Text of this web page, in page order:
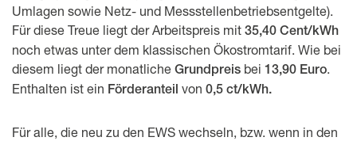
Umlagen sowie Netz- und Messstellenbetriebsentgelte).
Für diese Treue liegt der Arbeitspreis mit 35,40 Cent/kWh
noch etwas unter dem klassischen Ökostromtarif. Wie bei
diesem liegt der monatliche Grundpreis bei 13,90 Euro
Enthalten ist ein Förderanteil von 0,5 ct/kWh.
Für alle, die neu zu den EWS wechseln, bzw. wenn in den